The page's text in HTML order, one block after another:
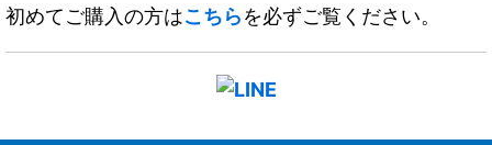
初めてご購入の方はこちらを必ずご覧ください。